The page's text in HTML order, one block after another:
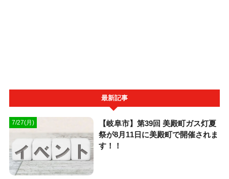
最新記事
7/27(月)
【岐阜市】第39回 美殿町ガス灯夏
祭が8月11日に美殿町で開催されま
す！！